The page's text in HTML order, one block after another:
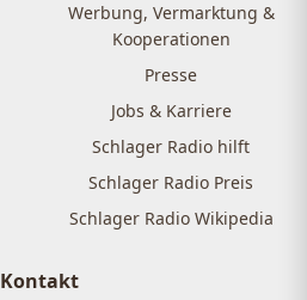
Werbung, Vermarktung &
Kooperationen
Presse
Jobs & Karriere
Schlager Radio hilft
Schlager Radio Preis
Schlager Radio Wikipedia
Kontakt